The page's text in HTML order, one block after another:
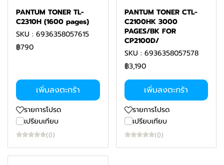
PANTUM TONER TL-
C2310H (1600 pages)
SKU : 6936358057615
฿790
เพิ่มลงตะกร้า
รายการโปรด
เปรียบเทียบ
(0)
PANTUM TONER CTL-
C2100HK 3000
PAGES/BK FOR
CP2100D/
SKU : 6936358057578
฿3,190
เพิ่มลงตะกร้า
รายการโปรด
เปรียบเทียบ
(0)